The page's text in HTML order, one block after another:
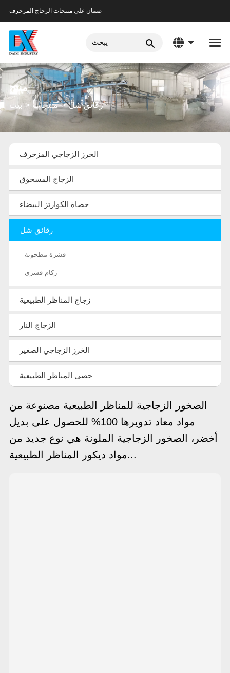
ضمان على منتجات الزجاج المزخرف
منتج
بيت منتجات رقائق شل
الخرز الزجاجي المزخرف
الزجاج المسحوق
حصاة الكوارتز البيضاء
رقائق شل
قشرة مطحونة
ركام قشري
زجاج المناظر الطبيعية
الزجاج النار
الخرز الزجاجي الصغير
حصى المناظر الطبيعية
الصخور الزجاجية للمناظر الطبيعية مصنوعة من
مواد معاد تدويرها 100% للحصول على بديل
أخضر، الصخور الزجاجية الملونة هي نوع جديد من
مواد ديكور المناظر الطبيعية...